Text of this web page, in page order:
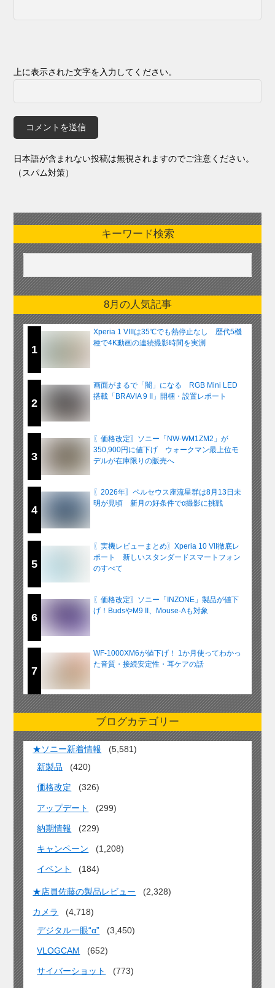
上に表示された文字を入力してください。
日本語が含まれない投稿は無視されますのでご注意ください。
（スパム対策）
キーワード検索
8月の人気記事
1
Xperia 1 VIIIは35℃でも熱停止なし 歴代5機
種で4K動画の連続撮影時間を実測
2
画面がまるで「闇」になる RGB Mini LED
搭載「BRAVIA 9 II」開梱・設置レポート
3
〖価格改定〗ソニー「NW-WM1ZM2」が
350,900円に値下げ ウォークマン最上位モ
デルが在庫限りの販売へ
4
〖2026年〗ペルセウス座流星群は8月13日未
明が見頃 新月の好条件でα撮影に挑戦
5
〖実機レビューまとめ〗Xperia 10 VII徹底レ
ポート 新しいスタンダードスマートフォン
のすべて
6
〖価格改定〗ソニー「INZONE」製品が値下
げ！BudsやM9 II、Mouse-Aも対象
7
WF-1000XM6が値下げ！ 1か月使ってわかっ
た音質・接続安定性・耳ケアの話
ブログカテゴリー
★ソニー新着情報
(5,581)
新製品
(420)
価格改定 (326)
アップデート (299)
納期情報 (229)
キャンペーン (1,208)
イベント (184)
★店員佐藤の製品レビュー (2,328)
カメラ
(4,718)
デジタル一眼“α”
(3,450)
VLOGCAM (652)
サイバーショット (773)